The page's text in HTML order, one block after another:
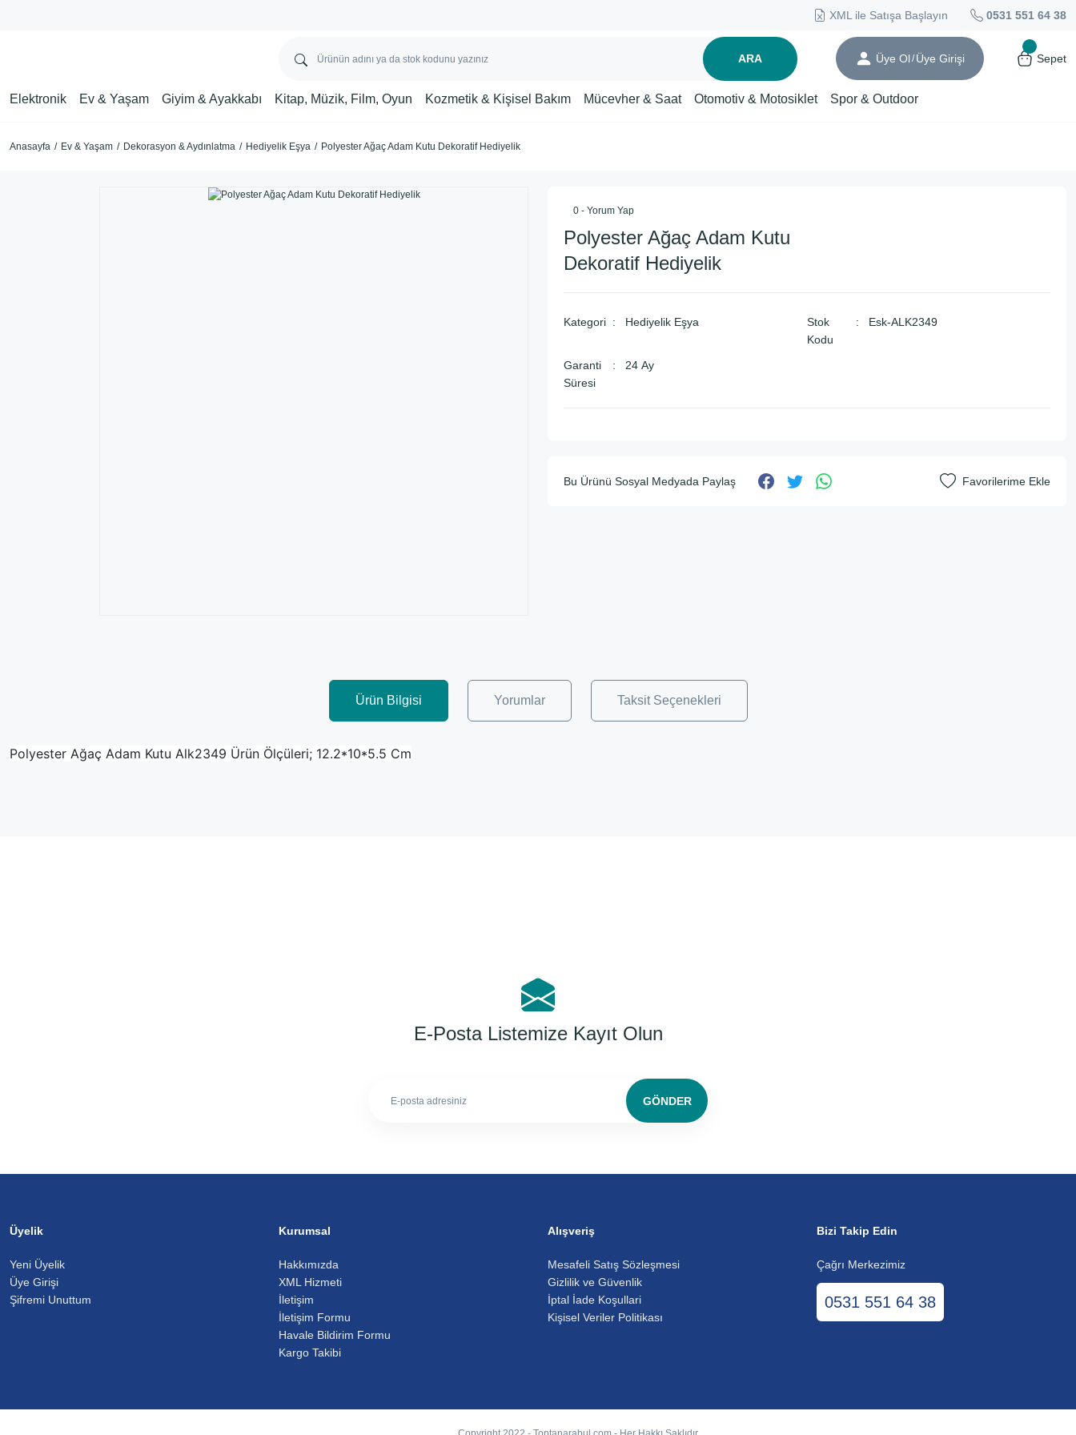
XML ile Satışa Başlayın 0531 551 64 38
ARA Üye Ol/ Üye Girişi Sepet
Elektronik Ev & Yaşam Giyim & Ayakkabı Kitap, Müzik, Film, Oyun Kozmetik & Kişisel Bakım Mücevher & Saat Otomotiv & Motosiklet Spor & Outdoor
Anasayfa Ev & Yaşam Dekorasyon & Aydınlatma Hediyelik Eşya Polyester Ağaç Adam Kutu Dekoratif Hediyelik
0 - Yorum Yap
Polyester Ağaç Adam Kutu
Dekoratif Hediyelik
Kategori Hediyelik Eşya
Stok
Kodu
Esk-ALK2349
Garanti
Süresi
24 Ay
Bu Ürünü Sosyal Medyada Paylaş
Ürün Bilgisi Yorumlar Taksit Seçenekleri
Polyester Ağaç Adam Kutu Alk2349 Ürün Ölçüleri; 12.2*10*5.5 Cm
E-Posta Listemize Kayıt Olun
GÖNDER
Üyelik
Yeni Üyelik
Üye Girişi
Şifremi Unuttum
Kurumsal
Hakkımızda
XML Hizmeti
İletişim
İletişim Formu
Havale Bildirim Formu
Kargo Takibi
Alışveriş
Mesafeli Satış Sözleşmesi
Gizlilik ve Güvenlik
İptal İade Koşullari
Kişisel Veriler Politikası
Bizi Takip Edin
Çağrı Merkezimiz
0531 551 64 38